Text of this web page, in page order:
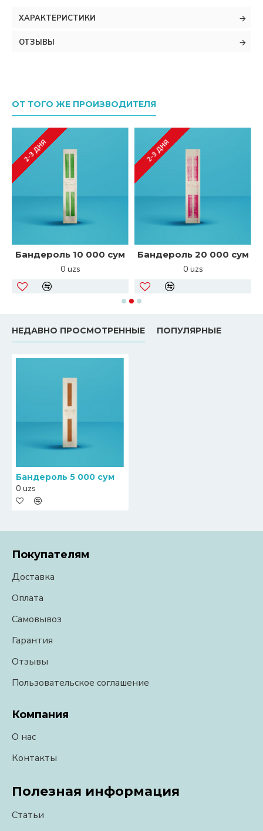
ХАРАКТЕРИСТИКИ
ОТЗЫВЫ
ОТ ТОГО ЖЕ ПРОИЗВОДИТЕЛЯ
2-3 ДНЯ
Бандероль 10 000 сум
0 uzs
2-3 ДНЯ
Бандероль 20 000 сум
0 uzs
НЕДАВНО ПРОСМОТРЕННЫЕ ПОПУЛЯРНЫЕ
Бандероль 5 000 сум
0 uzs
Покупателям
Доставка
Оплата
Самовывоз
Гарантия
Отзывы
Пользовательское соглашение
Компания
О нас
Контакты
Полезная информация
Статьи